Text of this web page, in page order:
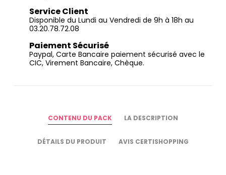
Service Client
Disponible du Lundi au Vendredi de 9h à 18h au
03.20.78.72.08
Paiement Sécurisé
Paypal, Carte Bancaire paiement sécurisé avec le
CIC, Virement Bancaire, Chèque.
CONTENU DU PACK LA DESCRIPTION
DÉTAILS DU PRODUIT AVIS CERTISHOPPING